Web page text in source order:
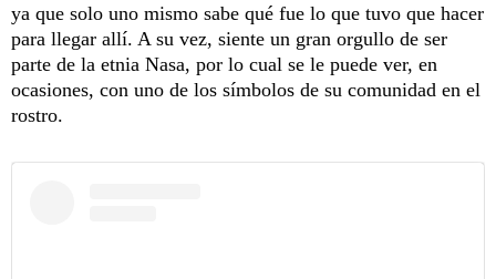
ya que solo uno mismo sabe qué fue lo que tuvo que hacer
para llegar allí. A su vez, siente un gran orgullo de ser
parte de la etnia Nasa, por lo cual se le puede ver, en
ocasiones, con uno de los símbolos de su comunidad en el
rostro.